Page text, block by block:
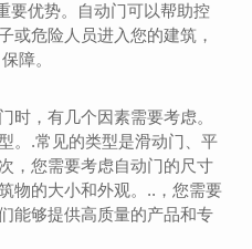
要优势。自动门可以帮助控
或危险人员进入您的建筑，
障。
时，有几个因素需要考虑。
。.常见的类型是滑动门、平
，您需要考虑自动门的尺寸
物的大小和外观。..，您需要
能够提供高质量的产品和专